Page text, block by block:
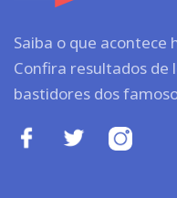
Saiba o que acontece
Confira resultados de
bastidores dos